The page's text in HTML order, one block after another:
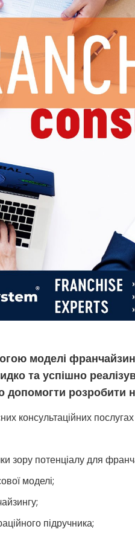
моделі
та успішно
допомогти розробити
консультаційних
зору потенціалу для
моделі;
підручника;